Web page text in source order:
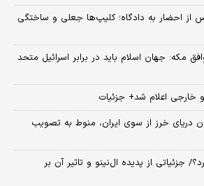
از احضار به دادگاه؛ کلیپ‌ها جعلی و ساختگی
مکه: جهان اسلام باید در برابر اسرائیل متحد
خارجی اعلام شد+ جزئیات
دریای خرز از سوی ایران، منوط به تصویب
جزئیاتی از پدیده ال‌نینو و تاثیر آن بر